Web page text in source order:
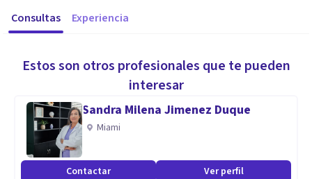
Consultas Experiencia
Estos son otros profesionales que te pueden
interesar
Sandra Milena Jimenez Duque
Miami
Contactar Ver perfil